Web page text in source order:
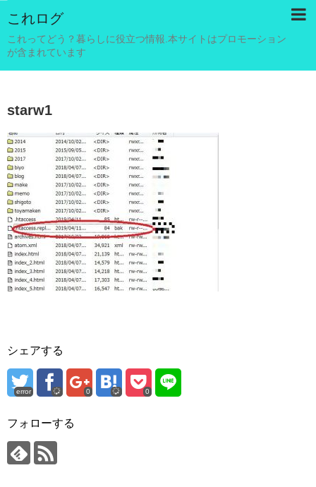
これログ
これってどう？暮らしに役立つ情報.本サイトはプロモーション
が含まれています
starw1
シェアする
error 0 0
フォローする